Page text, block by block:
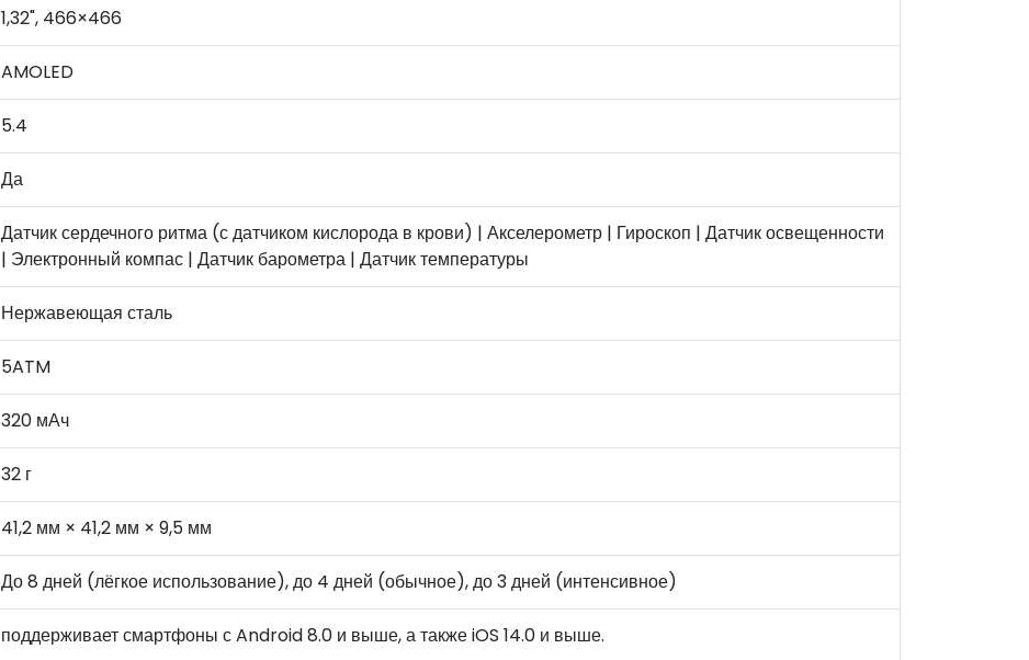
1,32", 466×466
AMOLED
5.4
Да
Датчик сердечного ритма (с датчиком кислорода в крови) | Акселерометр | Гироскоп | Датчик освещенности
| Электронный компас | Датчик барометра | Датчик температуры
Нержавеющая сталь
5ATM
320 мАч
32 г
41,2 мм × 41,2 мм × 9,5 мм
До 8 дней (лёгкое использование), до 4 дней (обычное), до 3 дней (интенсивное)
поддерживает смартфоны с Android 8.0 и выше, а также iOS 14.0 и выше.